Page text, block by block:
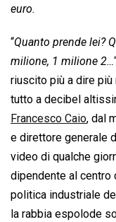
euro.
“Quanto prende lei?
milione, 1 milione 2…
riuscito più a dire più
tutto a decibel
Francesco Caio, dal
e direttore generale
video di qualche
dipendente al centro
politica industriale
la rabbia espolode